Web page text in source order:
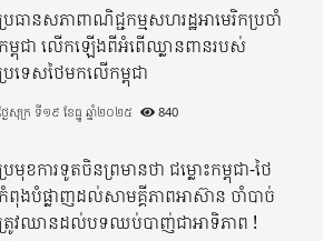
រធានសភាពាណិជ្ជកម្មសហរដ្ឋអាមេរិកប្រចាំ
កម្ពុជា លើកឡើងពីអំពើឈ្លានពានរបស់
រទេសថៃមកលើកម្ពុជា
ងៃសុក្រ ទី១៩ ខែធ្នូ ឆ្នាំ២០២៥ 840
រមុខការទូតចិនព្រមានថា ជម្លោះកម្ពុជា-ថៃ
កំពុងបំផ្លាញដល់សាមគ្គីភាពអាស៊ាន ចាំបាច់
រូវឈានដល់បទឈប់បាញ់ជាអាទិភាព !